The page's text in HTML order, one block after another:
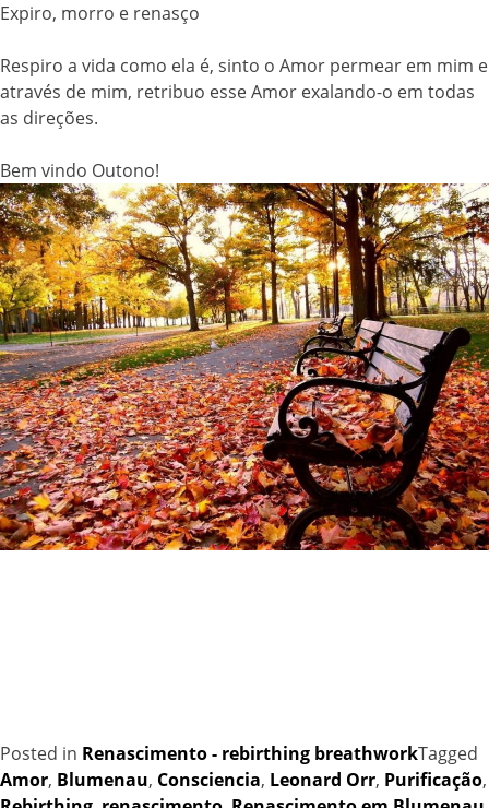
Expiro, morro e renasço
Respiro a vida como ela é, sinto o Amor permear em mim e
através de mim, retribuo esse Amor exalando-o em todas
as direções.
Bem vindo Outono!
Posted in Renascimento - rebirthing breathworkTagged
Amor, Blumenau, Consciencia, Leonard Orr, Purificação,